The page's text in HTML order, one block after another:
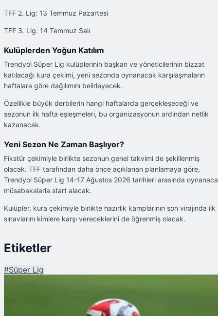
TFF 2. Lig: 13 Temmuz Pazartesi
TFF 3. Lig: 14 Temmuz Salı
Kulüplerden Yoğun Katılım
Trendyol Süper Lig kulüplerinin başkan ve yöneticilerinin bizzat
katılacağı kura çekimi, yeni sezonda oynanacak karşılaşmaların
haftalara göre dağılımını belirleyecek.
Özellikle büyük derbilerin hangi haftalarda gerçekleşeceği ve
sezonun ilk hafta eşleşmeleri, bu organizasyonun ardından netlik
kazanacak.
Yeni Sezon Ne Zaman Başlıyor?
Fikstür çekimiyle birlikte sezonun genel takvimi de şekillenmiş
olacak. TFF tarafından daha önce açıklanan planlamaya göre,
Trendyol Süper Lig 14-17 Ağustos 2026 tarihleri arasında
müsabakalarla start alacak.
Kulüpler, kura çekimiyle birlikte hazırlık kamplarının son virajında ilk
sınavlarını kimlere karşı vereceklerini de öğrenmiş olacak.
Etiketler
#Süper Lig